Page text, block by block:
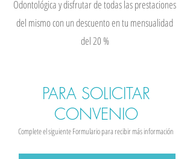
PARA SOLICITAR
CONVENIO
Complete el siguiente Formulario para recibir más información
Odontológica y disfrutar de todas las prestaciones
del mismo con un descuento en tu mensualidad
del 20 %